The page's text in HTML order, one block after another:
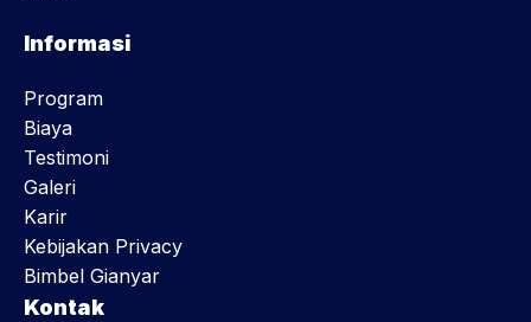
Informasi
Program
Biaya
Testimoni
Galeri
Karir
Kebijakan Privacy
Bimbel Gianyar
Kontak